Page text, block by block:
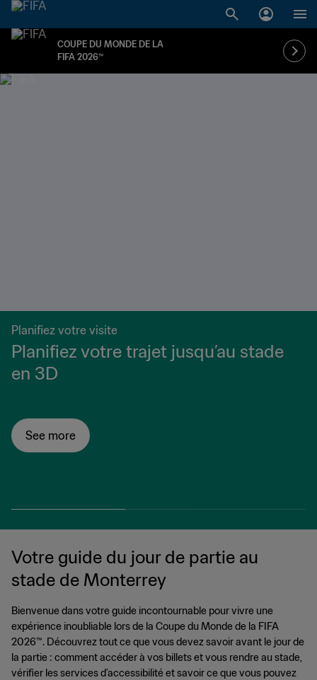
COUPE DU MONDE DE LA
FIFA 2026™
Planifiez votre visite
Planifiez votre trajet jusqu’au stade
en 3D
See more
Votre guide du jour de partie au
stade de Monterrey
Bienvenue dans votre guide incontournable pour vivre une
expérience inoubliable lors de la Coupe du Monde de la FIFA
2026™. Découvrez tout ce que vous devez savoir avant le jour de
la partie : comment accéder à vos billets et vous rendre au stade,
vérifier les services d’accessibilité et savoir ce que vous pouvez